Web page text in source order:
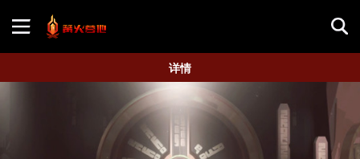
详情